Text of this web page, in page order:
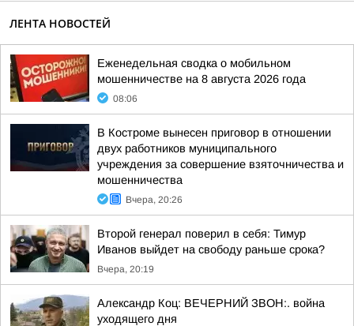
ЛЕНТА НОВОСТЕЙ
Еженедельная сводка о мобильном
мошенничестве на 8 августа 2026 года
08:06
В Костроме вынесен приговор в отношении
двух работников муниципального
учреждения за совершение взяточничества и
мошенничества
Вчера, 20:26
Второй генерал поверил в себя: Тимур
Иванов выйдет на свободу раньше срока?
Вчера, 20:19
Александр Коц: ВЕЧЕРНИЙ ЗВОН:. война
уходящего дня